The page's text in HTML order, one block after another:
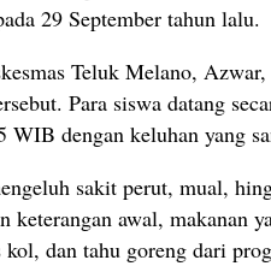
29 September tahun lalu.
Teluk Melano,
Para siswa datang
WIB dengan keluhan yang
sakit perut, mual,
keterangan awal, makanan
dan tahu goreng dari